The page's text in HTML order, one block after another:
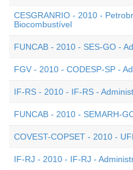
CESGRANRIO - 2010 -
Biocombustível
FUNCAB - 2010 - SES-GO -
FGV - 2010 - CODESP-SP -
IF-RS - 2010 - IF-RS -
FUNCAB - 2010 - SEMARH-
COVEST-COPSET - 2010 -
IF-RJ - 2010 - IF-RJ -